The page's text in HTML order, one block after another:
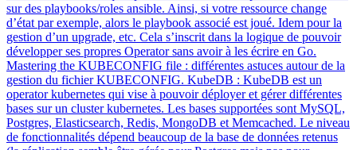
sur des playbooks/roles ansible. Ainsi, si votre ressource change
d’état par exemple, alors le playbook associé est joué. Idem pour la
gestion d’un upgrade, etc. Cela s’inscrit dans la logique de pouvoir
développer ses propres Operator sans avoir à les écrire en Go.
Mastering the KUBECONFIG file : différentes astuces autour de la
gestion du fichier KUBECONFIG. KubeDB : KubeDB est un
operator kubernetes qui vise à pouvoir déployer et gérer différentes
bases sur un cluster kubernetes. Les bases supportées sont MySQL,
Postgres, Elasticsearch, Redis, MongoDB et Memcached. Le niveau
de fonctionnalités dépend beaucoup de la base de données retenus